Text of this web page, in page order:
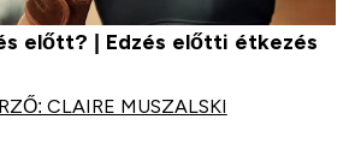
előtt? | Edzés előtti étkezés
CLAIRE MUSZALSKI